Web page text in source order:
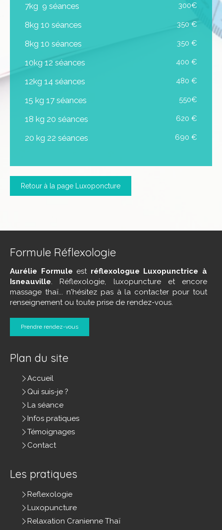
300€
7kg 9 séances
350 €
8kg 10 séances
350 €
8kg 10 séances
400 €
10kg 12 séances
480 €
12kg 14 séances
550€
15 kg 17 séances
620 €
18 kg 20 séances
690 €
20 kg 22 séances
Retour à la page Luxoponcture
Formule Réflexologie
Aurélie Formule est réflexologue Luxopunctrice à
Isneauville . Réflexologie, luxopuncture et encore
massage thaï... n'hésitez pas à la contacter pour tout
renseignement ou toute prise de rendez-vous.
Prendre rendez-vous
Plan du site
Accueil
Qui suis-je ?
La séance
Infos pratiques
Témoignages
Contact
Les pratiques
Reflexologie
Luxopuncture
Relaxation Cranienne Thaï